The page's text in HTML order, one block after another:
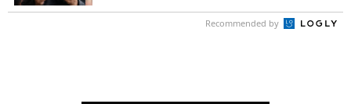
Recommended by